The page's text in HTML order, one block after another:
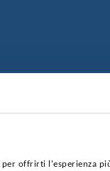
offrirti l'esperienza